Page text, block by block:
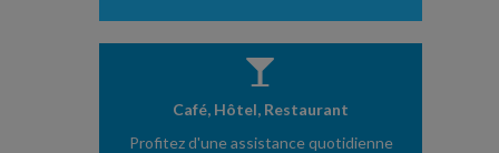
Café, Hôtel, Restaurant
Profitez d'une assistance quotidienne